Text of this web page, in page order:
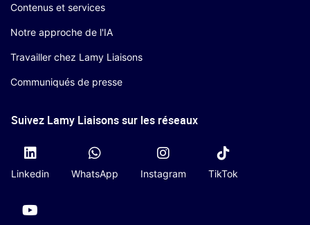
Contenus et services
Notre approche de l'IA
Travailler chez Lamy Liaisons
Communiqués de presse
Suivez Lamy Liaisons sur les réseaux
Linkedin WhatsApp Instagram TikTok